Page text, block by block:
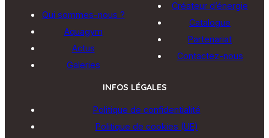
Qui sommes-nous ?
Aquagym
Actus
Galeries
Créateur d’énergie
Catalogue
Partenariat
Contactez-nous
INFOS LÉGALES
Politique de confidentialité
Politique de cookies (UE)